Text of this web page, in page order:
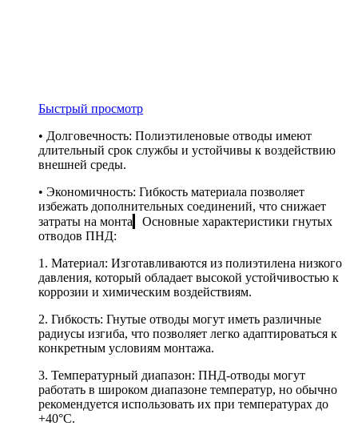
Быстрый просмотр
• Долговечность: Полиэтиленовые отводы имеют
длительный срок службы и устойчивы к воздействию
внешней среды.
• Экономичность: Гибкость материала позволяет
избежать дополнительных соединений, что снижает
затраты на монта▎Основные характеристики гнутых
отводов ПНД:
1. Материал: Изготавливаются из полиэтилена низкого
давления, который обладает высокой устойчивостью к
коррозии и химическим воздействиям.
2. Гибкость: Гнутые отводы могут иметь различные
радиусы изгиба, что позволяет легко адаптироваться к
конкретным условиям монтажа.
3. Температурный диапазон: ПНД-отводы могут
работать в широком диапазоне температур, но обычно
рекомендуется использовать их при температурах до
+40°C.